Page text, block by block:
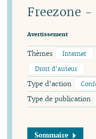
Freezone -
Avertissement
Thèmes Internet
Droit d’auteur
Type d’action
Type de publication
Sommaire